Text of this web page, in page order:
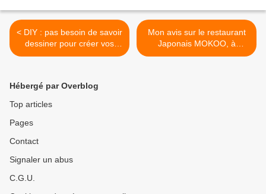
< DIY : pas besoin de savoir
dessiner pour créer vos
bocaux en verre
Mon avis sur le restaurant
Japonais MOKOO, à
Aubière (63) >
Hébergé par Overblog
Top articles
Pages
Contact
Signaler un abus
C.G.U.